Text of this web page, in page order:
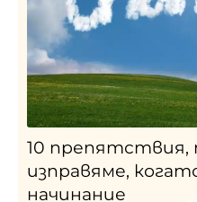
10 препятствия,
изправяме,
начинание